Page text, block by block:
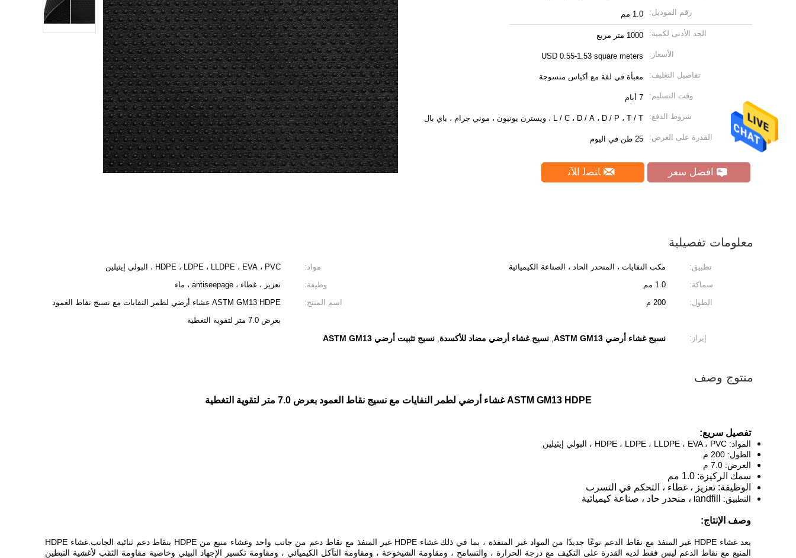
رقم الموديل: 1.0 مم
الحد الأدنى لكمية: 1000 متر مربع
الأسعار: USD 0.55-1.53 square meters
تفاصيل التغليف: معبأة في لفة مع أكياس منسوجة
وقت التسليم: 7 أيام
شروط الدفع: L / C ، D / A ، D / P ، T / T ، ويسترن يونيون ، موني جرام ، باي بال
القدرة على العرض: 25 طن في اليوم
افضل سعر ﺎﺘﺼﻟ ﺍﻶﻧ
معلومات تفصيلية
تطبيق: مكب النفايات ، المنحدر الحاد ، الصناعة الكيميائية مواد:
HDPE ، LDPE ، LLDPE ، EVA ، PVC ، البولي إيثيلين
سماكة:
1.0 مم وظيفة:
تعزيز ، غطاء ، antiseepage ، ماء
الطول:
200 م اسم المنتج:
ASTM GM13 HDPE غشاء أرضي لطمر النفايات مع نسيج نقاط العمود
بعرض 7.0 متر لتقوية التغطية
إبراز:
نسيج غشاء أرضي ASTM GM13 , نسيج غشاء أرضي مضاد للأكسدة, نسيج تثبيت أرضي ASTM GM13
منتوج وصف
ASTM GM13 HDPE غشاء أرضي لطمر النفايات مع نسيج نقاط العمود بعرض 7.0 متر لتقوية التغطية
تفصيل سريع:
المواد: HDPE ، LDPE ، LLDPE ، EVA ، PVC ، البولي إيثيلين
الطول: 200 م
العرض: 7.0 م
سمك الركيزة: 1.0 مم
الوظيفة: تعزيز ، غطاء ، التحكم في التسرب
التطبيق: l andfill ، منحدر حاد ، صناعة كيميائية
وصف الإنتاج:
يعد غشاء HDPE غير المنفذ مع نقاط الدعم نوعًا جديدًا من المواد غير المنفذة ، بما في ذلك غشاء HDPE غير المنفذ مع نقاط دعم من جانب واحد وغشاء منيع من HDPE بنقاط دعم ثنائية الجانب.غشاء HDPE
المنيع مع نقاط الدعم ليس فقط لديه القدرة على التكيف مع درجة الحرارة ، والتسامح ، ومقاومة الشيخوخة ، ومقاومة التآكل الكيميائي ، ومقاومة تكسير الإجهاد البيئي وخاصية مقاومة الثقب لأغشية التبطين